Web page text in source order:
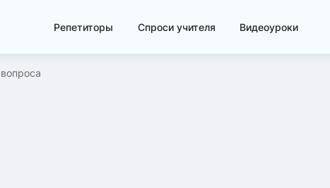
Репетиторы Спроси учителя Видеоуроки